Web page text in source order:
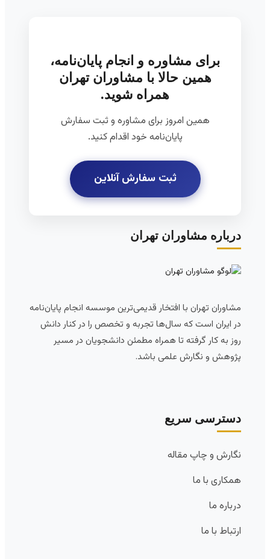
برای مشاوره و انجام پایان‌نامه،
همین حالا با مشاوران تهران
همراه شوید.
همین امروز برای مشاوره و ثبت سفارش
پایان‌نامه خود اقدام کنید.
ثبت سفارش آنلاین
درباره مشاوران تهران
مشاوران تهران با افتخار قدیمی‌ترین موسسه انجام پایان‌نامه
در ایران است که سال‌ها تجربه و تخصص را در کنار دانش
روز به کار گرفته تا همراه مطمئن دانشجویان در مسیر
پژوهش و نگارش علمی باشد.
دسترسی سریع
نگارش و چاپ مقاله
همکاری با ما
درباره ما
ارتباط با ما